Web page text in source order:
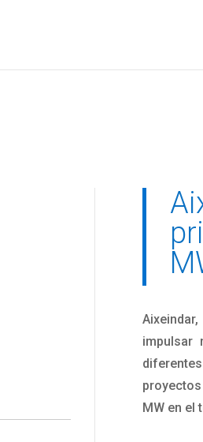
impulsar
MW en el